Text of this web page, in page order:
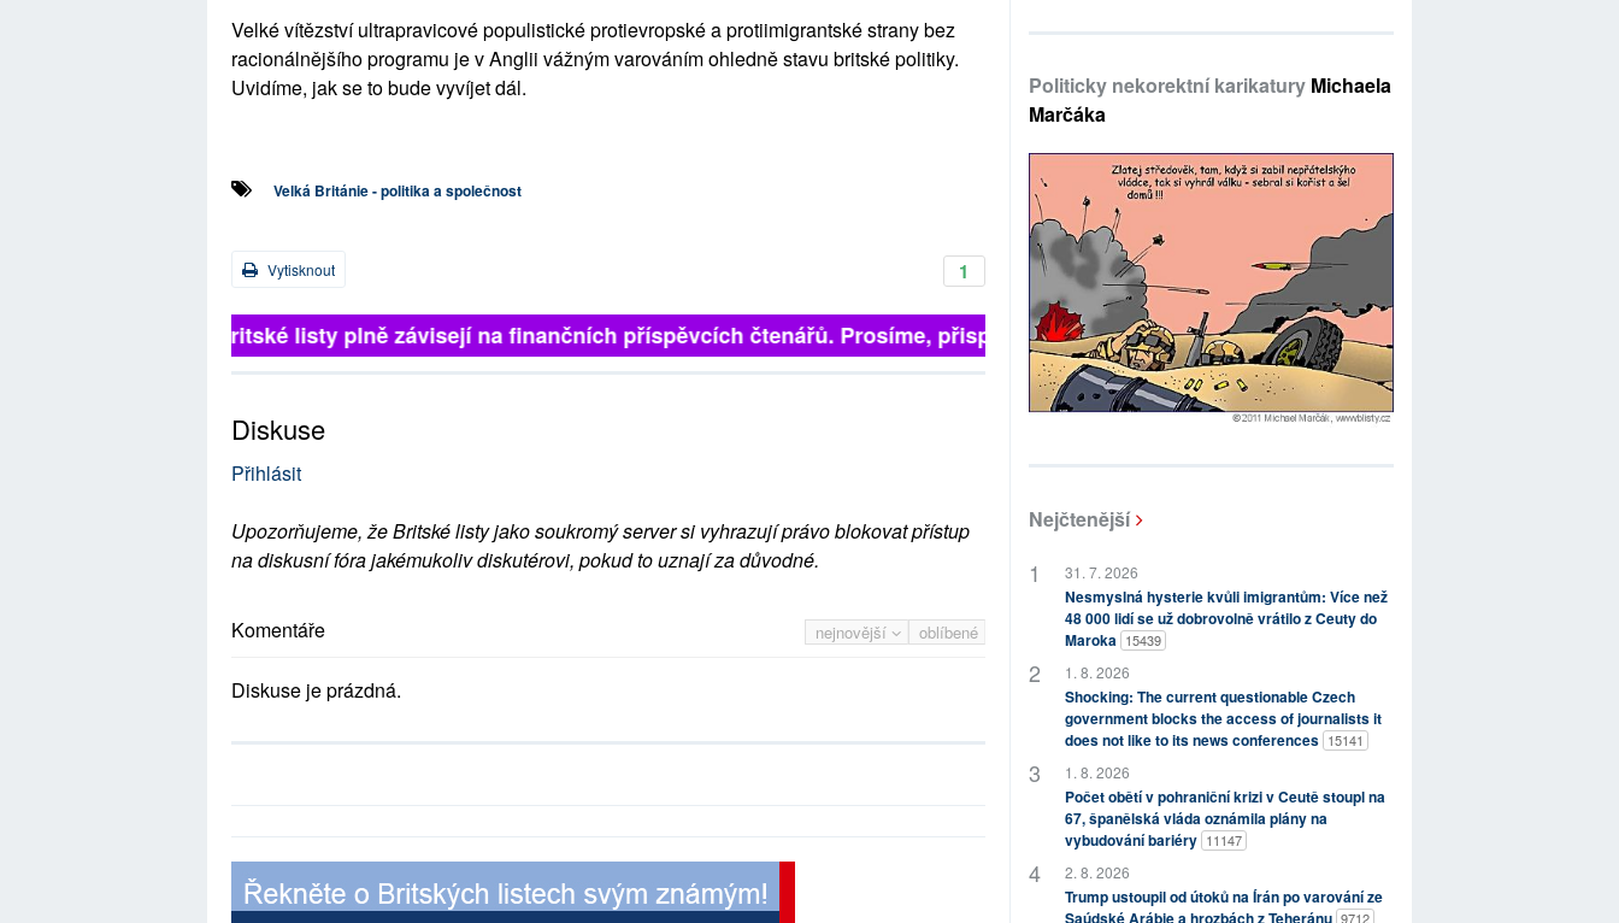
Velké vítězství ultrapravicové populistické protievropské a protiimigrantské strany bez
racionálnějšího programu je v Anglii vážným varováním ohledně stavu britské politiky.
Uvidíme, jak se to bude vyvíjet dál.
Velká Británie - politika a společnost
1
Vytisknout
Britské listy plně závisejí na finančních příspěvcích čtenářů. Prosíme, přispějte. ➥
Diskuse
Přihlásit
Upozorňujeme, že Britské listy jako soukromý server si vyhrazují právo blokovat přístup
na diskusní fóra jakémukoliv diskutérovi, pokud to uznají za důvodné.
nejnovější oblíbené
Komentáře
Diskuse je prázdná.
Politicky nekorektní karikatury Michaela
Marčáka
Nejčtenější
31. 7. 2026
Nesmyslná hysterie kvůli imigrantům: Více než
48 000 lidí se už dobrovolně vrátilo z Ceuty do
Maroka 15439
1. 8. 2026
Shocking: The current questionable Czech
government blocks the access of journalists it
does not like to its news conferences 15141
1. 8. 2026
Počet obětí v pohraniční krizi v Ceutě stoupl na
67, španělská vláda oznámila plány na
vybudování bariéry 11147
2. 8. 2026
Trump ustoupil od útoků na Írán po varování ze
Saúdské Arábie a hrozbách z Teheránu 9712